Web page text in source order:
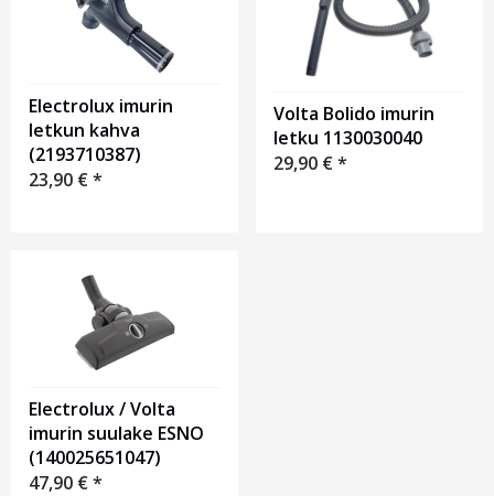
Electrolux imurin
letkun kahva
(2193710387)
23,90 €*
Volta Bolido imurin
letku 1130030040
29,90 €*
Electrolux / Volta
imurin suulake ESNO
(140025651047)
47,90 €*